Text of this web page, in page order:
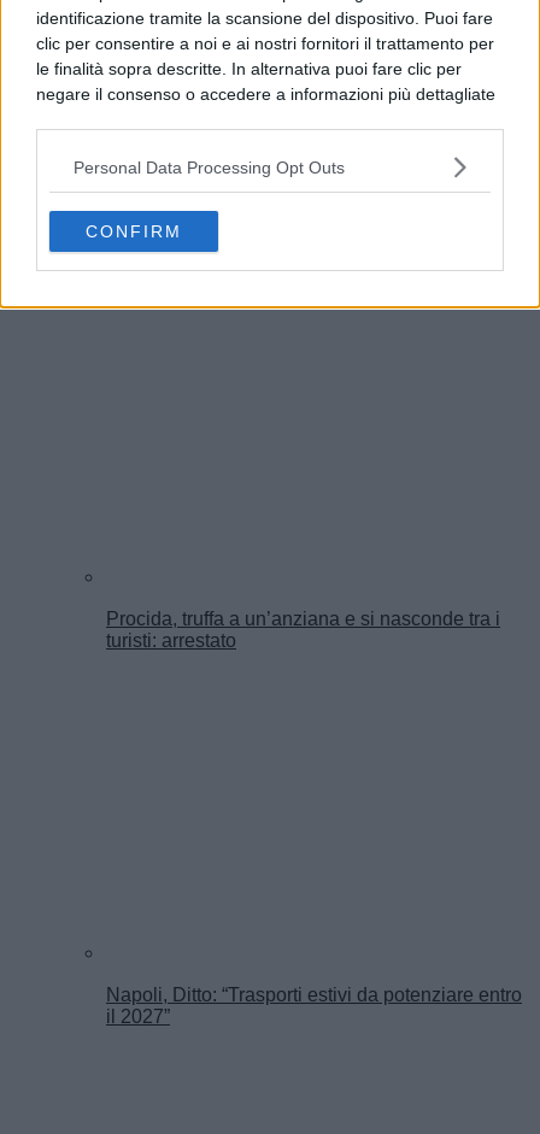
identificazione tramite la scansione del dispositivo. Puoi fare
clic per consentire a noi e ai nostri fornitori il trattamento per
le finalità sopra descritte. In alternativa puoi fare clic per
negare il consenso o accedere a informazioni più dettagliate
possono non richiedere il tuo consenso, ma hai il diritto di
opporti a tale trattamento. Le tue preferenze si
preferenze in qualsiasi momento ritornando su questo sito o
consultando la nostrainformativa sulla riservatezza.
Personal Data Processing Opt Outs
CONFIRM
Qualiano, rifiuti e materiale edile in periferia:
Procida, truffa a un’anziana e si nasconde tra i
turisti: arrestato
Napoli, Ditto: “Trasporti estivi da potenziare entro
il 2027”